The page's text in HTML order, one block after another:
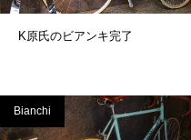
K原氏のビアンキ完了
Bianchi